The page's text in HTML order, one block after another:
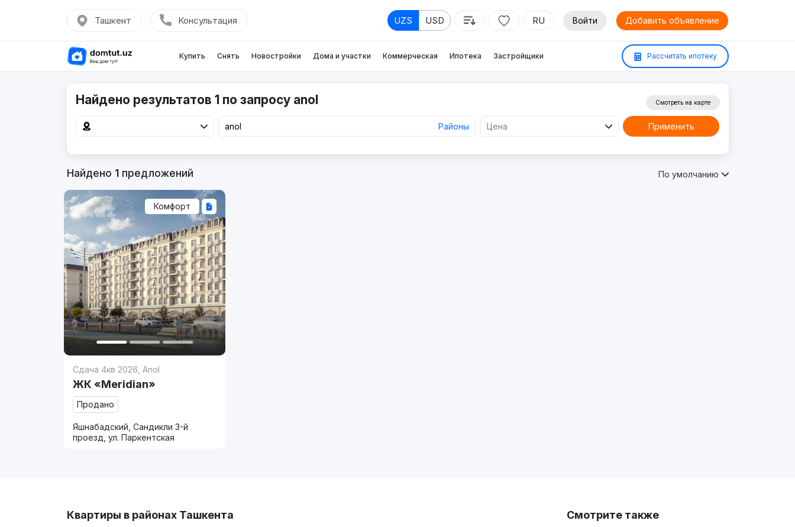
Ташкент Консультация UZS USD RU Войти Добавить объявление
Купить Снять Новостройки Дома и участки Коммерческая Ипотека Застройщики Рассчитать ипотеку
Найдено результатов 1 по запросу anol
Районы Цена
Смотреть на карте
Применить
Найдено 1предложений По умолчанию
Комфорт
Сдача 4кв 2026 ,Anol
ЖК «Meridian»
Продано
Яшнабадский, Сандикли 3-й
проезд, ул. Паркентская
Квартиры в районах Ташкента Смотрите также